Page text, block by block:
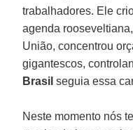
trabalhadores. Ele
agenda
União, concentrou
gigantescos,
Brasil seguia essa
Neste momento nós